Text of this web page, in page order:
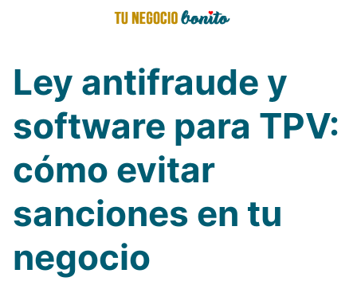
Ley antifraude y
software para TPV:
cómo evitar
sanciones en tu
negocio